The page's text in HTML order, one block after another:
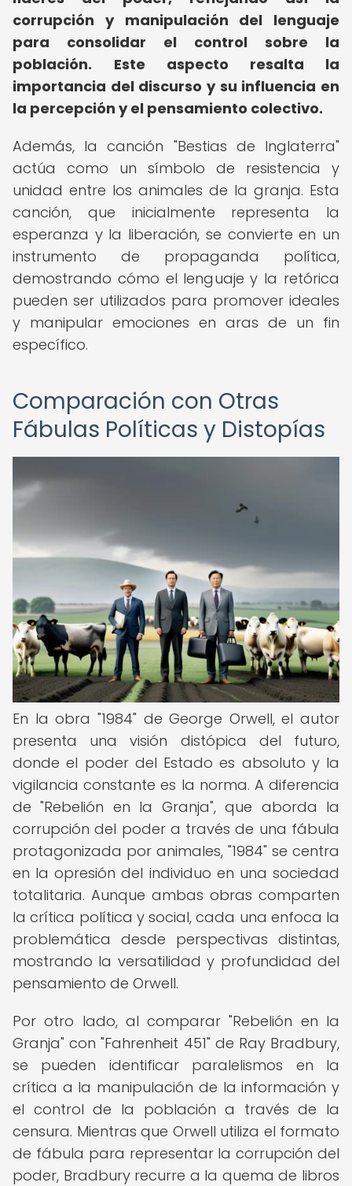
corrupción y manipulación del lenguaje
para consolidar el control sobre la
población.
Este aspecto resalta la
importancia del discurso y su influencia en
la percepción y el pensamiento colectivo.
Además, la canción "Bestias de Inglaterra"
actúa como un símbolo de resistencia y
unidad entre los animales de la granja. Esta
canción, que inicialmente representa la
esperanza y la liberación, se convierte en un
instrumento de propaganda política,
demostrando cómo el lenguaje y la retórica
pueden ser utilizados para promover ideales
y manipular emociones en aras de un fin
específico.
Comparación con Otras
Fábulas Políticas y Distopías
En la obra "1984" de George Orwell, el autor
presenta una visión distópica del futuro,
donde el poder del Estado es absoluto y la
vigilancia constante es la norma. A diferencia
de "Rebelión en la Granja", que aborda la
corrupción del poder a través de una fábula
protagonizada por animales, "1984" se centra
en la opresión del individuo en una sociedad
totalitaria. Aunque ambas obras comparten
la crítica política y social, cada una enfoca la
problemática desde perspectivas distintas,
mostrando la versatilidad y profundidad del
pensamiento de Orwell.
Por otro lado, al comparar "Rebelión en la
Granja" con "Fahrenheit 451" de Ray Bradbury,
se pueden identificar paralelismos en la
crítica a la manipulación de la información y
el control de la población a través de la
censura. Mientras que Orwell utiliza el formato
de fábula para representar la corrupción del
poder, Bradbury recurre a la quema de libros